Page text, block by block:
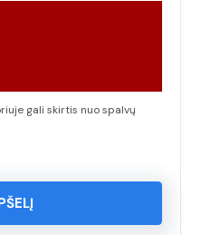
gali skirtis nuo spalvų